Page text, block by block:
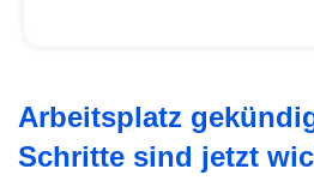
Arbeitsplatz
Schritte sind jetzt